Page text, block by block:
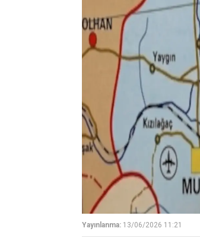
Yayınlanma: 13/06/2026 11:21